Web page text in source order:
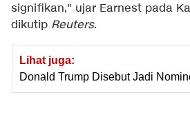
signifikan," ujar Earnest pada
dikutip Reuters.
Lihat juga:
Donald Trump Disebut Jadi